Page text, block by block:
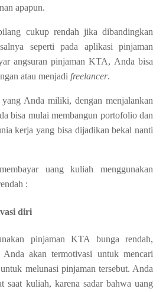
apapun.
cukup rendah jika dibandingkan
seperti pada aplikasi pinjaman
angsuran pinjaman KTA, Anda bisa
atau menjadi freelancer.
yang Anda miliki, dengan menjalankan
bisa mulai membangun portofolio dan
kerja yang bisa dijadikan bekal nanti
uang kuliah menggunakan
:
diri
pinjaman KTA bunga rendah,
Anda akan termotivasi untuk mencari
melunasi pinjaman tersebut. Anda
saat kuliah, karena sadar bahwa uang